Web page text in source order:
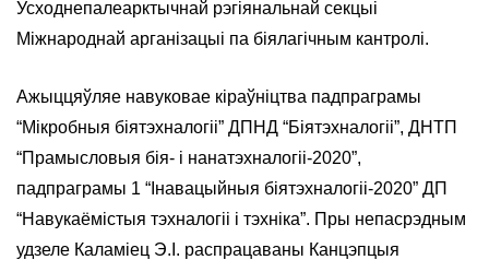
Усходнепалеарктычнай рэгіянальнай секцыі
Міжнароднай арганізацыі па біялагічным кантролі.
Ажыццяўляе навуковае кіраўніцтва падпраграмы
“Мікробныя біятэхналогіі” ДПНД “Біятэхналогіі”, ДНТП
“Прамысловыя бія- і нанатэхналогіі-2020”,
падпраграмы 1 “Інавацыйныя біятэхналогіі-2020” ДП
“Навукаёмістыя тэхналогіі і тэхніка”. Пры непасрэдным
удзеле Каламіец Э.І. распрацаваны Канцэпцыя